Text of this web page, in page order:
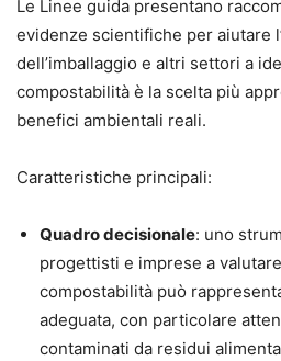
Le Linee guida presentano
evidenze scientifiche per aiutare
dell’imballaggio e altri settori a
compostabilità è la scelta più
benefici ambientali reali.
Caratteristiche principali:
Quadro decisionale: uno
progettisti e imprese a
compostabilità può
adeguata, con particolare
contaminati da residui